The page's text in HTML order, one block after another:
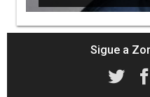
Sigue a